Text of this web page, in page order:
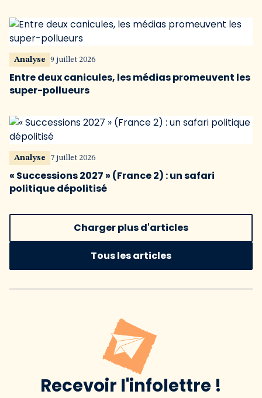
Analyse 9 juillet 2026
Entre deux canicules, les médias promeuvent les
super-pollueurs
Analyse 7 juillet 2026
« Successions 2027 » (France 2) : un safari
politique dépolitisé
Charger plus d'articles
Tous les articles
Recevoir l'infolettre !